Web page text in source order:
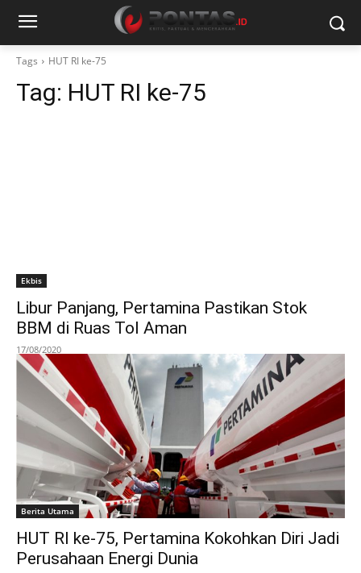
Tags HUT RI ke-75
Tag: HUT RI ke-75
Ekbis
Libur Panjang, Pertamina Pastikan Stok
BBM di Ruas Tol Aman
17/08/2020
Berita Utama
HUT RI ke-75, Pertamina Kokohkan Diri Jadi
Perusahaan Energi Dunia